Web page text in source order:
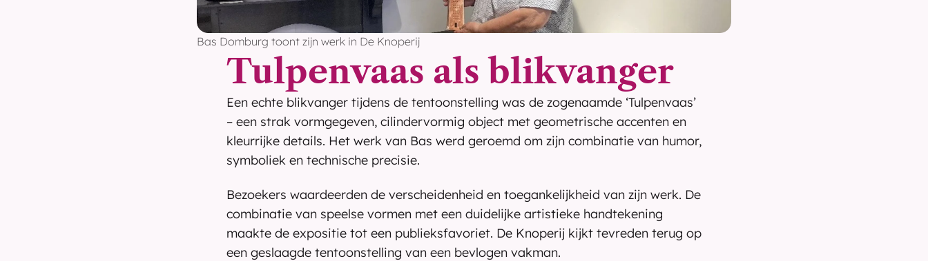
Bas Domburg toont zijn werk in De Knoperij
Tulpenvaas als blikvanger
Een echte blikvanger tijdens de tentoonstelling was de zogenaamde ‘Tulpenvaas’
– een strak vormgegeven, cilindervormig object met geometrische accenten en
kleurrijke details. Het werk van Bas werd geroemd om zijn combinatie van humor,
symboliek en technische precisie.
Bezoekers waardeerden de verscheidenheid en toegankelijkheid van zijn werk. De
combinatie van speelse vormen met een duidelijke artistieke handtekening
maakte de expositie tot een publieksfavoriet. De Knoperij kijkt tevreden terug op
een geslaagde tentoonstelling van een bevlogen vakman.